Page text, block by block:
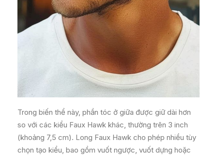
Trong biến thể này, phần tóc ở giữa được giữ dài hơn
so với các kiểu Faux Hawk khác, thường trên 3 inch
(khoảng 7,5 cm). Long Faux Hawk cho phép nhiều tùy
chọn tạo kiểu, bao gồm vuốt ngược, vuốt dựng hoặc